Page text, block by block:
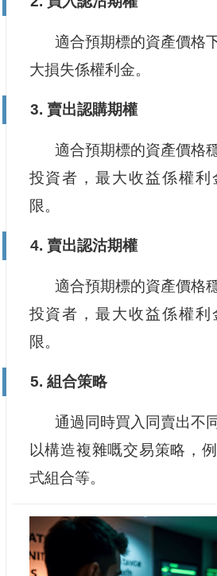
適合預期標的資產價格
大損失係權利金。
3. 賣出認購期權
適合預期標的資產價格
投資者，最大收益係權利
限。
4. 賣出認沽期權
適合預期標的資產價格
投資者，最大收益係權利
限。
5. 組合策略
通過同時買入同賣出不
以構造複雜嘅交易策略，
式組合等。